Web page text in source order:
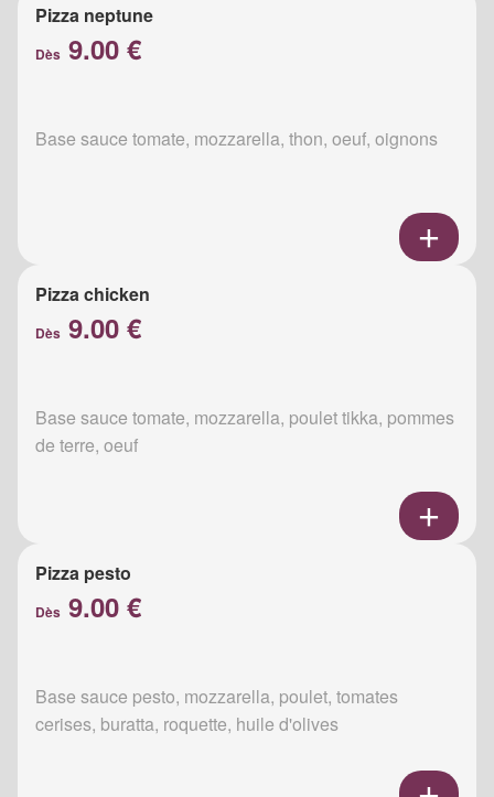
Pizza neptune
Dès 9.00 €
Base sauce tomate, mozzarella, thon, oeuf, oignons
Pizza chicken
Dès 9.00 €
Base sauce tomate, mozzarella, poulet tikka, pommes
de terre, oeuf
Pizza pesto
Dès 9.00 €
Base sauce pesto, mozzarella, poulet, tomates
cerises, buratta, roquette, huile d'olives